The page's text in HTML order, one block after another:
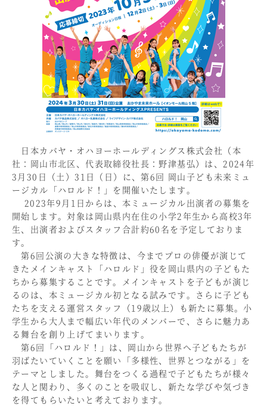
日本カバヤ・オハヨーホールディングス株式会社（本
社：岡山市北区、代表取締役社長：野津基弘）は、2024年
3月30日（土）31日（日）に、第6回 岡山子ども未来ミュ
ージカル「ハロルド！」を開催いたします。
2023年9月1日からは、本ミュージカル出演者の募集を
開始します。対象は岡山県内在住の小学2年生から高校3年
生、出演者およびスタッフ合計約60名を予定しておりま
す。
第6回公演の大きな特徴は、今までプロの俳優が演じて
きたメインキャスト「ハロルド」役を岡山県内の子どもた
ちから募集することです。メインキャストを子どもが演じ
るのは、本ミュージカル初となる試みです。さらに子ども
たちを支える運営スタッフ（19歳以上）も新たに募集。小
学生から大人まで幅広い年代のメンバーで、さらに魅力あ
る舞台を創り上げてまいります。
第6回「ハロルド！」は、岡山から世界へ子どもたちが
羽ばたいていくことを願い「多様性、世界とつながる」を
テーマとしました。舞台をつくる過程で子どもたちが様々
な人と関わり、多くのことを吸収し、新たな学びや気づき
を得てもらいたいと考えております。